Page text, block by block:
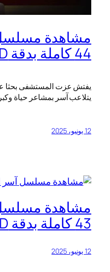
مشاهدة
44 كاملة بدقة HD
يفتش عزت المستشفى بحثا
يتلاعب آسر بمشاعر حياة
12 يونيو، 2025
مشاهدة
43 كاملة بدقة HD
12 يونيو، 2025